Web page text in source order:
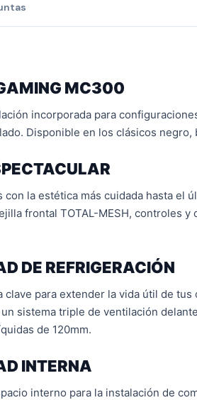
MC300
incorporada para
Disponible en los clásicos negro,
con la estética más cuidada hasta
frontal TOTAL-MESH, controles
DE REFRIGERACIÓN
clave para extender la vida útil de
sistema triple de ventilación
de 120mm.
INTERNA
interno para la instalación de